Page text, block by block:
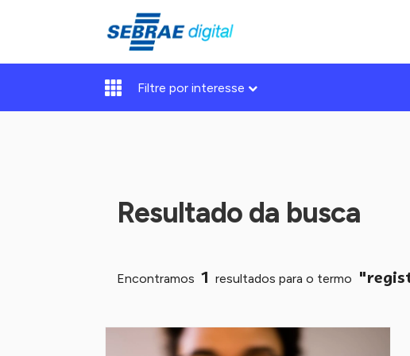
Filtre por interesse
Resultado da busca
Encontramos 1 resultados para o termo